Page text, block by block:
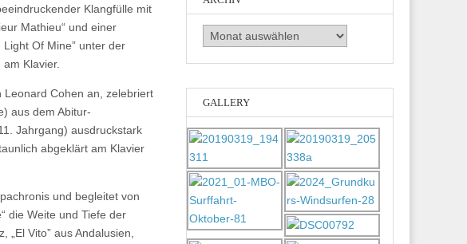
Klangfülle mit
Mathieu“ und einer
Of Mine” unter der
Klavier.
Leonard Cohen an, zelebriert
aus dem Abitur-
Jahrgang) ausdruckstark
abgeklärt am Klavier
und begleitet von
die Weite und Tiefe der
Vito” aus Andalusien,
Archiv
GALLERY